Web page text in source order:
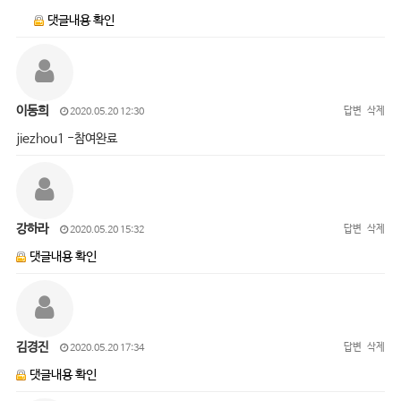
댓글내용 확인
이동희 2020.05.20 12:30 답변 삭제
jiezhou1 -참여완료
강하라 2020.05.20 15:32 답변 삭제
댓글내용 확인
김경진 2020.05.20 17:34 답변 삭제
댓글내용 확인